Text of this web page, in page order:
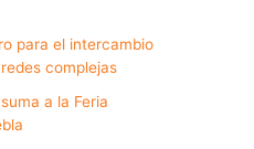
para el intercambio
complejas
a la Feria